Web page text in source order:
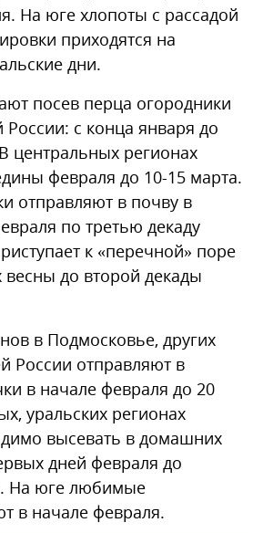
На юге хлопоты с рассадой
приходятся на
дни.
посев перца огородники
с конца января до
центральных регионах
февраля до 10-15 марта.
отправляют в почву в
по третью декаду
к «перечной» поре
весны до второй декады
в Подмосковье, других
России отправляют в
в начале февраля до 20
уральских регионах
высевать в домашних
дней февраля до
На юге любимые
в начале февраля.